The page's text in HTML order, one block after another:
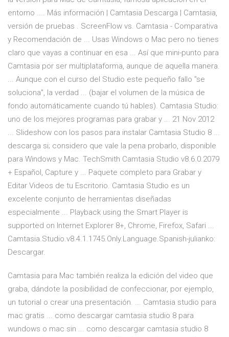
entorno .... Más información | Camtasia Descarga | Camtasia,
versión de pruebas . ScreenFlow vs. Camtasia - Comparativa
y Recomendación de ... Usas Windows o Mac pero no tienes
claro que vayas a continuar en esa ... Así que mini-punto para
Camtasia por ser multiplataforma, aunque de aquella manera.
... Aunque con el curso del Studio este pequeño fallo "se
soluciona", la verdad ... (bajar el volumen de la música de
fondo automáticamente cuando tú hables). Camtasia Studio:
uno de los mejores programas para grabar y ... 21 Nov 2012
... Slideshow con los pasos para instalar Camtasia Studio 8 ...
descarga si; considero que vale la pena probarlo, disponible
para Windows y Mac. TechSmith Camtasia Studio v8.6.0.2079
+ Español, Capture y ... Paquete completo para Grabar y
Editar Videos de tu Escritorio. Camtasia Studio es un
excelente conjunto de herramientas diseñadas
especialmente ... Playback using the Smart Player is
supported on Internet Explorer 8+, Chrome, Firefox, Safari ...
Camtasia.Studio.v8.4.1.1745.Only.Language.Spanish-julianko:
Descargar.
Camtasia para Mac también realiza la edición del video que
graba, dándote la posibilidad de confeccionar, por ejemplo,
un tutorial o crear una presentación. ... Camtasia studio para
mac gratis ... como descargar camtasia studio 8 para
wundows o mac sin ... como descargar camtasia studio 8